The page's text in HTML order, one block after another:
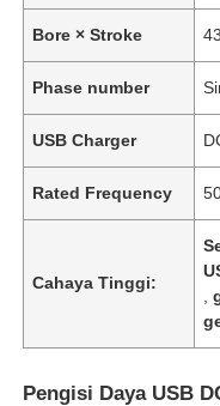
Bore × Stroke
Phase number
USB Charger
Rated Frequency
Cahaya Tinggi:
,
Pengisi Daya USB